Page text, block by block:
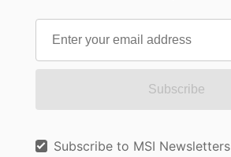
Subscribe
Subscribe to MSI Newsletters